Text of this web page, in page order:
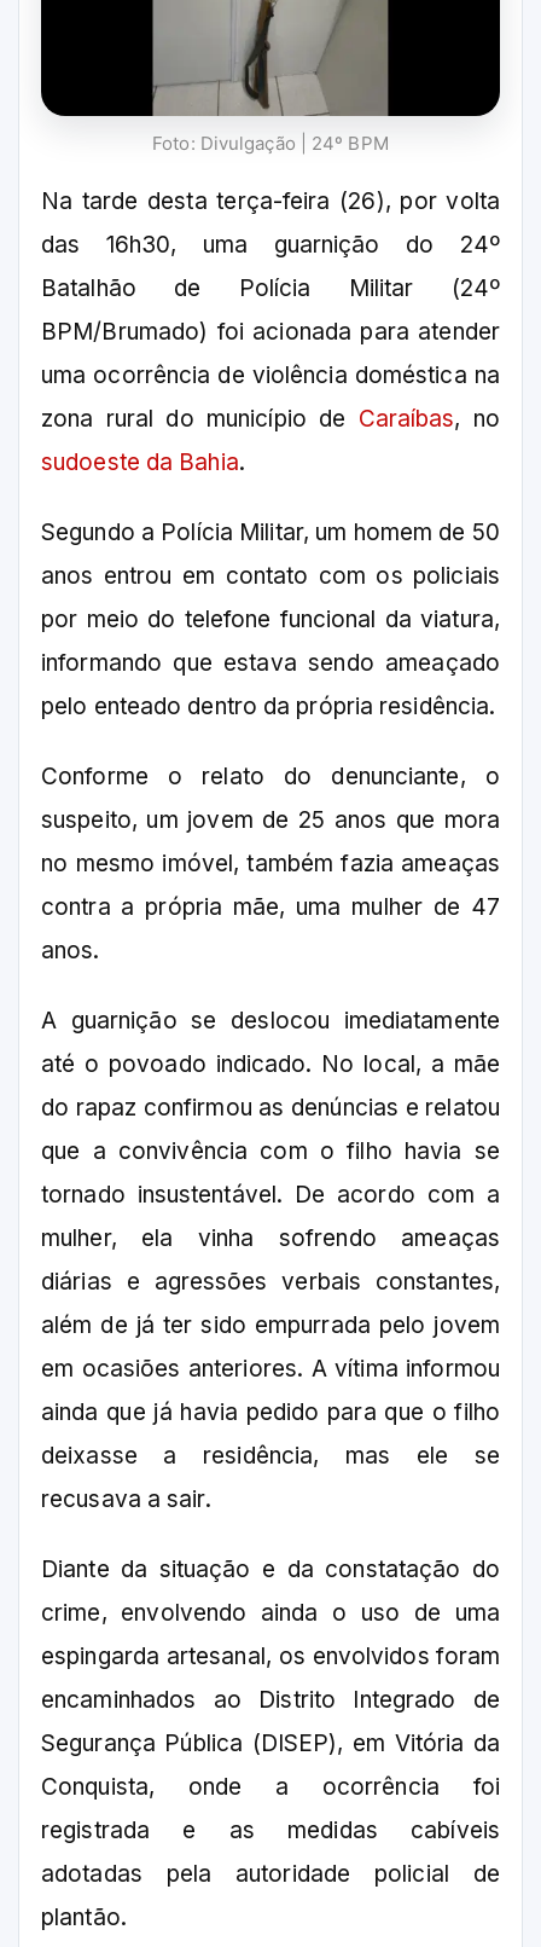
Foto: Divulgação | 24º BPM
Na tarde desta terça-feira (26), por volta
das 16h30, uma guarnição do 24º
Batalhão de Polícia Militar (24º
BPM/Brumado) foi acionada para atender
uma ocorrência de violência doméstica na
zona rural do município de Caraíbas, no
sudoeste da Bahia.
Segundo a Polícia Militar, um homem de 50
anos entrou em contato com os policiais
por meio do telefone funcional da viatura,
informando que estava sendo ameaçado
pelo enteado dentro da própria residência.
Conforme o relato do denunciante, o
suspeito, um jovem de 25 anos que mora
no mesmo imóvel, também fazia ameaças
contra a própria mãe, uma mulher de 47
anos.
A guarnição se deslocou imediatamente
até o povoado indicado. No local, a mãe
do rapaz confirmou as denúncias e relatou
que a convivência com o filho havia se
tornado insustentável. De acordo com a
mulher, ela vinha sofrendo ameaças
diárias e agressões verbais constantes,
além de já ter sido empurrada pelo jovem
em ocasiões anteriores. A vítima informou
ainda que já havia pedido para que o filho
deixasse a residência, mas ele se
recusava a sair.
Diante da situação e da constatação do
crime, envolvendo ainda o uso de uma
espingarda artesanal, os envolvidos foram
encaminhados ao Distrito Integrado de
Segurança Pública (DISEP), em Vitória da
Conquista, onde a ocorrência foi
registrada e as medidas cabíveis
adotadas pela autoridade policial de
plantão.